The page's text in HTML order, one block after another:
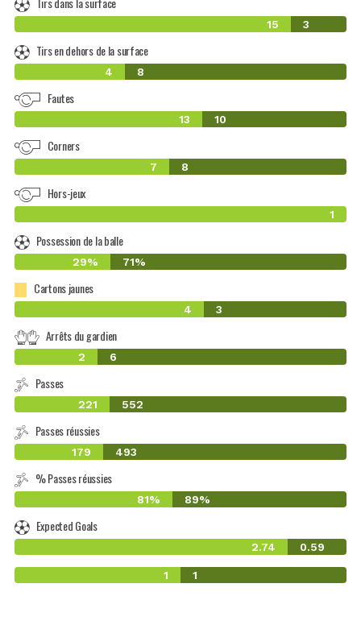
15 3
Tirs en dehors de la surface
4 8
Fautes
13 10
Corners
7 8
Hors-jeux
1
Possession de la balle
29% 71%
Cartons jaunes
4 3
Arrêts du gardien
2 6
Passes
221 552
Passes réussies
179 493
% Passes réussies
81% 89%
Expected Goals
2.74 0.59
1 1